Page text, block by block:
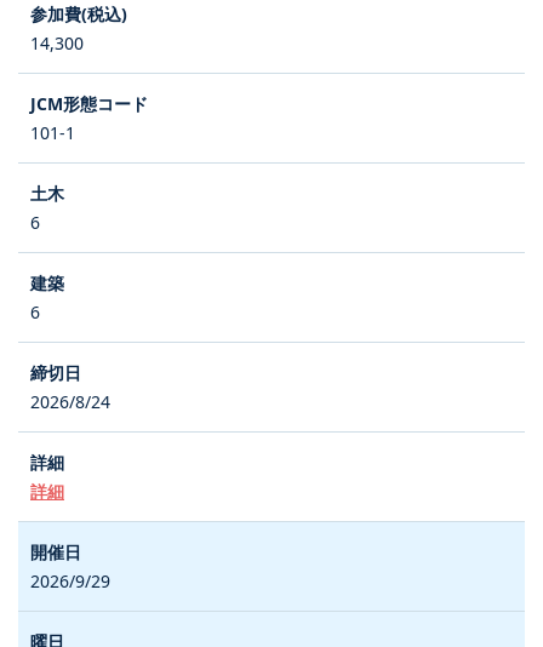
14,300
101-1
6
6
2026/8/24
詳細
2026/9/29